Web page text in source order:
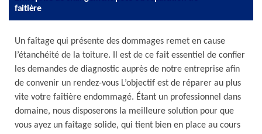
faitière
Un faîtage qui présente des dommages remet en cause
l’étanchéité de la toiture. Il est de ce fait essentiel de confier
les demandes de diagnostic auprès de notre entreprise afin
de convenir un rendez-vous L’objectif est de réparer au plus
vite votre faîtière endommagé. Étant un professionnel dans
domaine, nous disposerons la meilleure solution pour que
vous ayez un faîtage solide, qui tient bien en place au cours